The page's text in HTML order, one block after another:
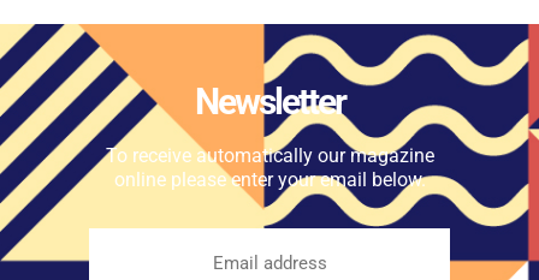
Newsletter
To receive automatically our magazine
online please enter your email below.